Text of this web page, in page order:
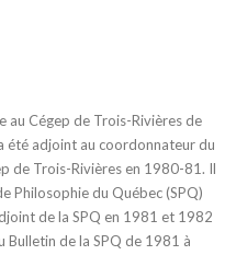
au Cégep de Trois-Rivières de
été adjoint au coordonnateur du
de Trois-Rivières en 1980-81. Il
Philosophie du Québec (SPQ)
de la SPQ en 1981 et 1982
de la SPQ de 1981 à